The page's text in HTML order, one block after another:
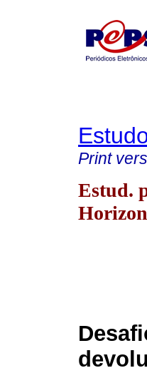
Print
Estud.